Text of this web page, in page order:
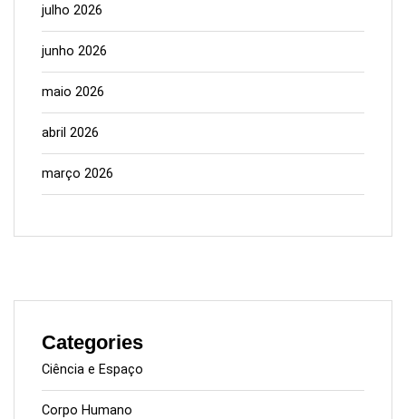
julho 2026
junho 2026
maio 2026
abril 2026
março 2026
Categories
Ciência e Espaço
Corpo Humano